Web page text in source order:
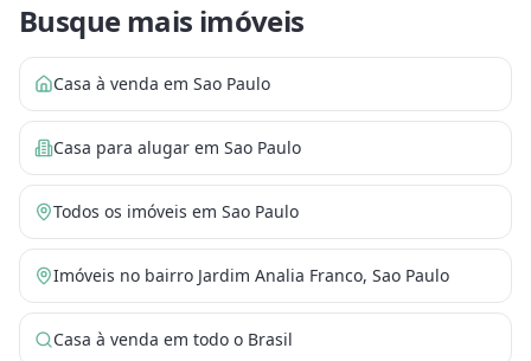
Busque mais imóveis
Casa à venda em Sao Paulo
Casa para alugar em Sao Paulo
Todos os imóveis em Sao Paulo
Imóveis no bairro Jardim Analia Franco, Sao Paulo
Casa à venda em todo o Brasil